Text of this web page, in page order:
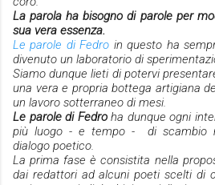
La parola ha bisogno di parole per
sua vera essenza.
Le parole di Fedro in questo ha
divenuto un laboratorio di
Siamo dunque lieti di potervi
una vera e propria bottega artigiana
un lavoro sotterraneo di mesi.
Le parole di Fedro ha dunque ogni
più luogo - e tempo - di scambio
dialogo poetico.
La prima fase è consistita nella
dai redattori ad alcuni poeti scelti di